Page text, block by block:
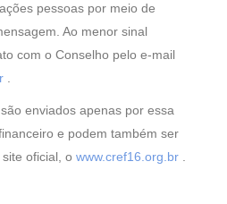
pessoas por meio de
Ao menor sinal
com o Conselho pelo e-mail
.
enviados apenas por essa
e podem também ser
oficial, o www.cref16.org.br .